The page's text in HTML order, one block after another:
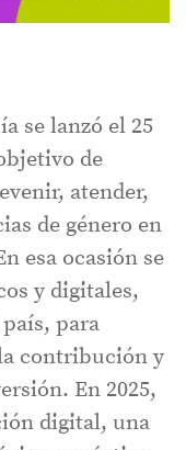
se lanzó el 25
de
atender,
de género en
esa ocasión se
y digitales,
para
contribución y
En 2025,
digital, una